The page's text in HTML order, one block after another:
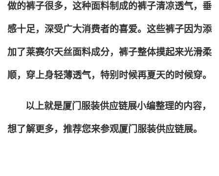
做的裤子很多，这种面料制成的裤子清凉透气，垂
感十足，深受广大消费者的喜爱。这些裤子因为添
加了莱赛尔天丝面料成分，裤子整体摸起来光滑柔
顺，穿上身轻薄透气，特别时候再夏天的时候穿。
以上就是厦门服装供应链展小编整理的内容，
想了解更多，推荐您来参观厦门服装供应链展。